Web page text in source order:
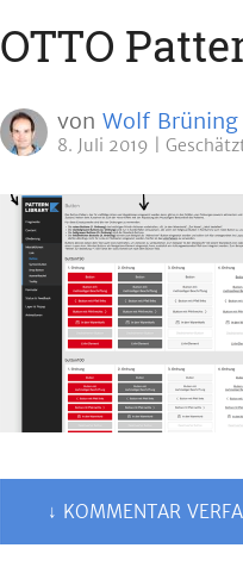
OTTO
von Wolf Brüning
8. Juli 2019
↓ KOMMENTAR